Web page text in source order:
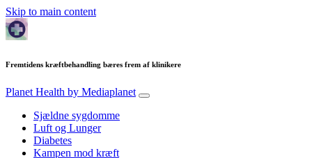
Skip to main content
Fremtidens kræftbehandling bæres frem af klinikere
Planet Health by Mediaplanet
Sjældne sygdomme
Luft og Lunger
Diabetes
Kampen mod kræft